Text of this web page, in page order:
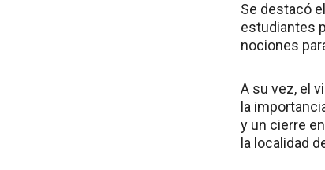
Se destacó
estudiantes
nociones
A su vez, el
la
y un cierre
la localidad